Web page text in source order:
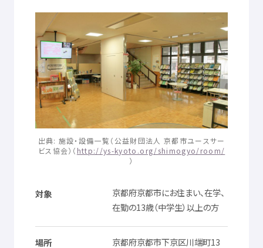
出典: 施設・ 設備一覧 （ 公益財団法人 京都市ユースサー
ビス 協会）（ http://ys-kyoto.org/shimogyo/room/
）
対象 京都府京都市にお住まい、在学、
在勤の13歳（中学生）以上の方
場所 京都府京都市下京区川端町13